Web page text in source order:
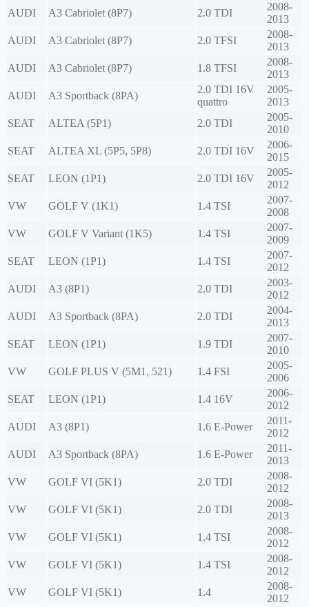
AUDI
A3 Cabriolet (8P7) 2.0 TDI
2008-
2013
AUDI
A3 Cabriolet (8P7) 2.0 TFSI
2008-
2013
AUDI
A3 Cabriolet (8P7) 1.8 TFSI
2008-
2013
AUDI
A3 Sportback (8PA)
2.0 TDI 16V
quattro
2005-
2013
SEAT
ALTEA (5P1) 2.0 TDI
2005-
2010
SEAT
ALTEA XL (5P5, 5P8) 2.0 TDI 16V
2006-
2015
SEAT
LEON (1P1) 2.0 TDI 16V
2005-
2012
VW
GOLF V (1K1) 1.4 TSI
2007-
2008
VW
GOLF V Variant (1K5) 1.4 TSI
2007-
2009
SEAT
LEON (1P1) 1.4 TSI
2007-
2012
AUDI
A3 (8P1) 2.0 TDI
2003-
2012
AUDI
A3 Sportback (8PA) 2.0 TDI
2004-
2013
SEAT
LEON (1P1) 1.9 TDI
2007-
2010
VW
GOLF PLUS V (5M1, 521) 1.4 FSI
2005-
2006
SEAT
LEON (1P1) 1.4 16V
2006-
2012
AUDI
A3 (8P1) 1.6 E-Power
2011-
2012
AUDI
A3 Sportback (8PA) 1.6 E-Power
2011-
2013
VW
GOLF VI (5K1) 2.0 TDI
2008-
2012
VW
GOLF VI (5K1) 2.0 TDI
2008-
2013
VW
GOLF VI (5K1) 1.4 TSI
2008-
2012
VW
GOLF VI (5K1) 1.4 TSI
2008-
2012
VW
GOLF VI (5K1) 1.4
2008-
2012